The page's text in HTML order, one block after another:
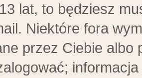
lat, to będziesz
Niektóre fora
przez Ciebie albo